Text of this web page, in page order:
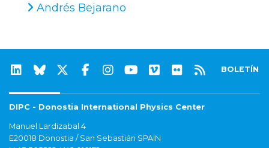
Andrés Bejarano
BOLETÍN
DIPC - Donostia International Physics Center
Manuel Lardizabal 4
E20018 Donostia / San Sebastián SPAIN